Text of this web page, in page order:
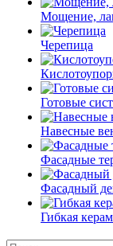
Мощение,
Черепица
Готовые
Навесные
Фасадные
Фасадный
Гибкая